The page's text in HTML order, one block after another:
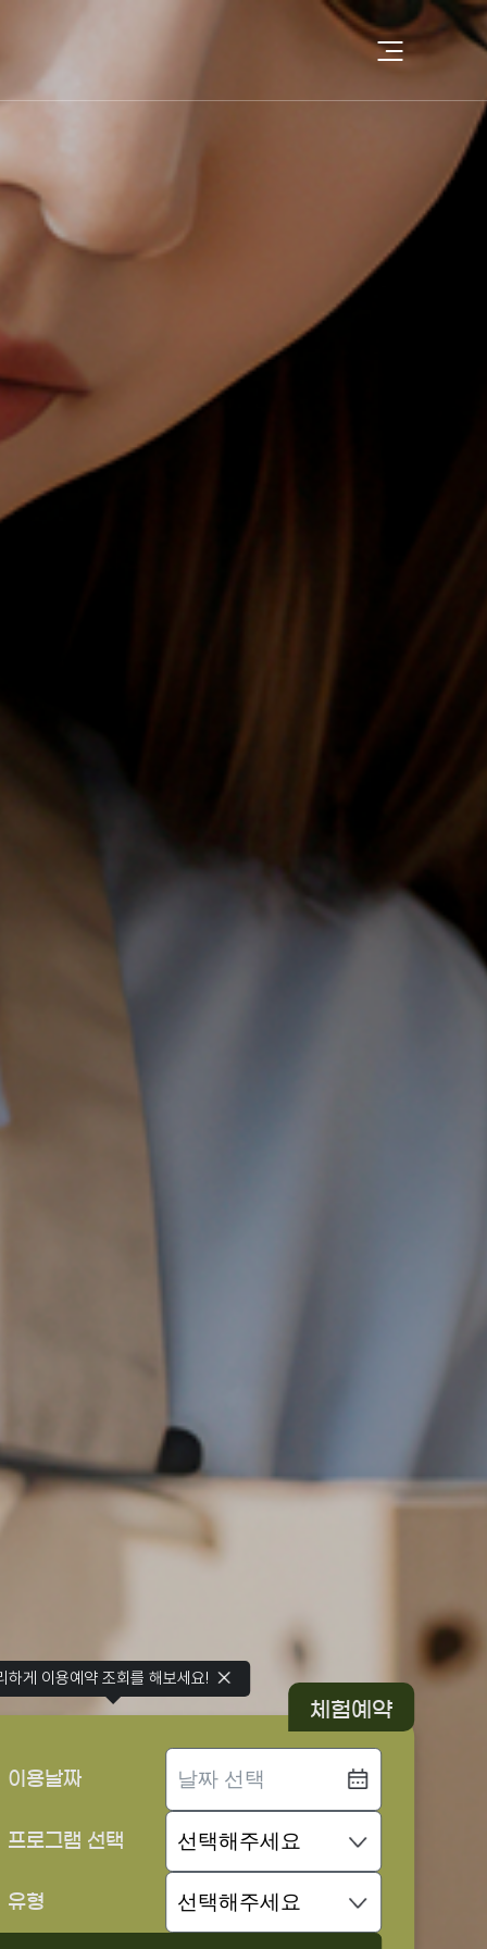
이용날짜
프로그램 선택
유형
체험예약
하게 이용예약 조회를 해보세요!